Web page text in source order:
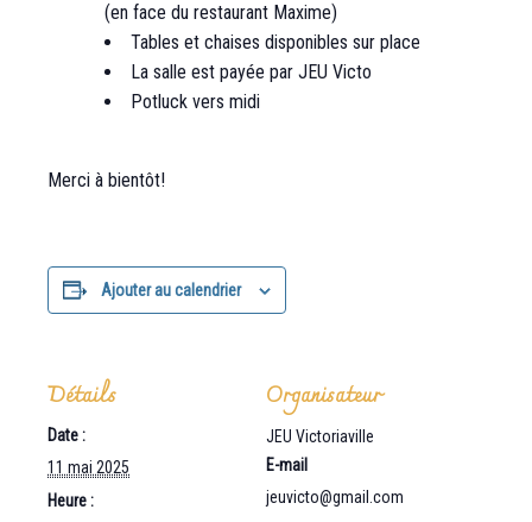
(en face du restaurant Maxime)
Tables et chaises disponibles sur place
La salle est payée par JEU Victo
Potluck vers midi
Merci à bientôt!
Ajouter au calendrier
Détails
Date :
11 mai 2025
Heure :
Organisateur
JEU Victoriaville
E-mail
jeuvicto@gmail.com